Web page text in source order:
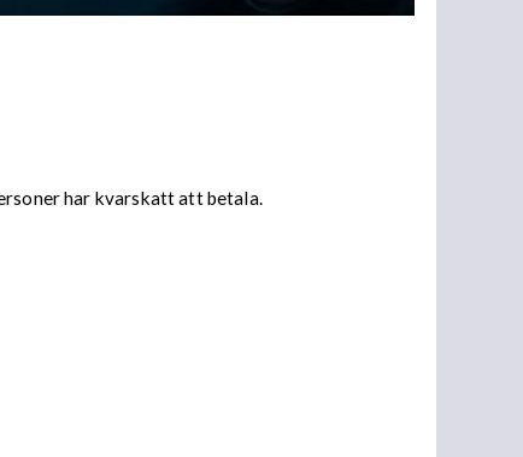
har kvarskatt att betala.